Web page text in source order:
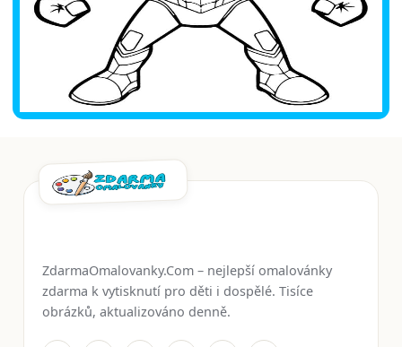
ZdarmaOmalovanky.Com – nejlepší omalovánky
zdarma k vytisknutí pro děti i dospělé. Tisíce
obrázků, aktualizováno denně.